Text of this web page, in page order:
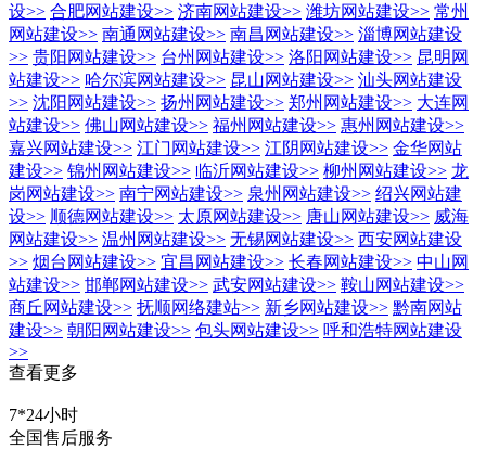
设>> 合肥网站建设>> 济南网站建设>> 潍坊网站建设>> 常州
网站建设>> 南通网站建设>> 南昌网站建设>> 淄博网站建设
>> 贵阳网站建设>> 台州网站建设>> 洛阳网站建设>> 昆明网
站建设>> 哈尔滨网站建设>> 昆山网站建设>> 汕头网站建设
>> 沈阳网站建设>> 扬州网站建设>> 郑州网站建设>> 大连网
站建设>> 佛山网站建设>> 福州网站建设>> 惠州网站建设>>
嘉兴网站建设>> 江门网站建设>> 江阴网站建设>> 金华网站
建设>> 锦州网站建设>> 临沂网站建设>> 柳州网站建设>> 龙
岗网站建设>> 南宁网站建设>> 泉州网站建设>> 绍兴网站建
设>> 顺德网站建设>> 太原网站建设>> 唐山网站建设>> 威海
网站建设>> 温州网站建设>> 无锡网站建设>> 西安网站建设
>> 烟台网站建设>> 宜昌网站建设>> 长春网站建设>> 中山网
站建设>> 邯郸网站建设>> 武安网站建设>> 鞍山网站建设>>
商丘网站建设>> 抚顺网络建站>> 新乡网站建设>> 黔南网站
建设>> 朝阳网站建设>> 包头网站建设>> 呼和浩特网站建设
>>
查看更多
7*24小时
全国售后服务